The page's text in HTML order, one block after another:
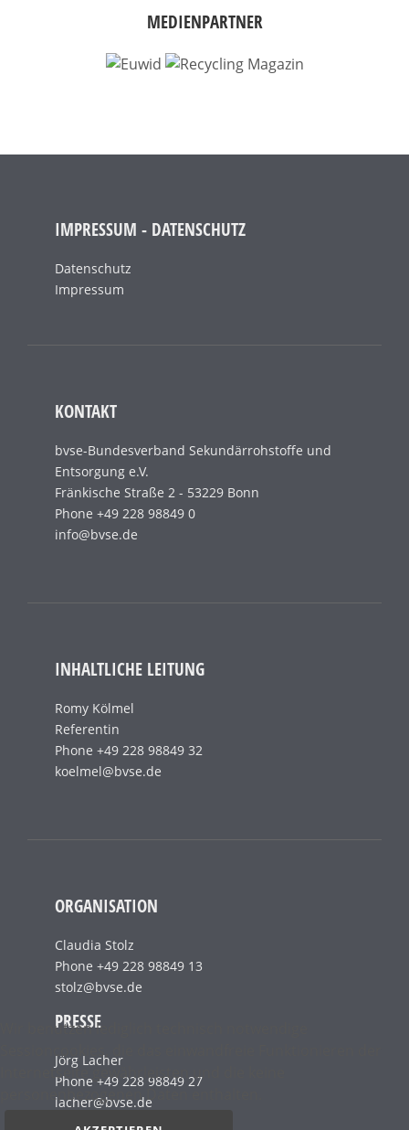
MEDIENPARTNER
IMPRESSUM - DATENSCHUTZ
Datenschutz
Impressum
KONTAKT
bvse-Bundesverband Sekundärrohstoffe und
Entsorgung e.V.
Fränkische Straße 2 - 53229 Bonn
Phone +49 228 98849 0
info@bvse.de
INHALTLICHE LEITUNG
Romy Kölmel
Referentin
Phone +49 228 98849 32
koelmel@bvse.de
ORGANISATION
Claudia Stolz
Phone +49 228 98849 13
stolz@bvse.de
PRESSE
Jörg Lacher
Phone +49 228 98849 27
lacher@bvse.de
Wir benutzen lediglich technisch notwendige
Sessioncookies, die das einwandfreie Funktionieren der
Internetseite gewährleisten und die keine
personenbezogenen Daten enthalten.